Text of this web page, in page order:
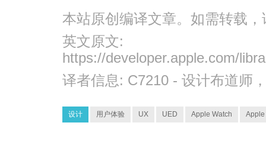
本站原创编译文章。如需转载
英文原文:
https://developer.apple.com/
译者信息: C7210 - 设计布道师
设计 用户体验 UX UED Apple Watch Apple